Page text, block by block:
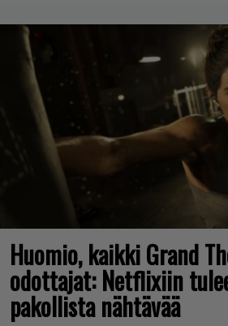
Huomio, kaikki Grand
odottajat: Netflixiin
pakollista nähtävää